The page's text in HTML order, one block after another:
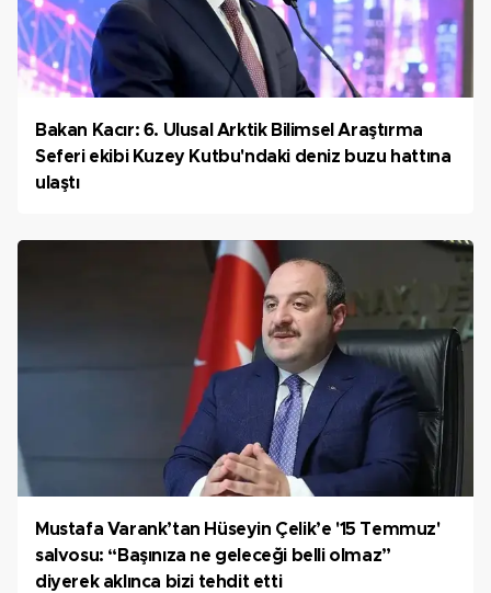
Bakan Kacır: 6. Ulusal Arktik Bilimsel Araştırma
Seferi ekibi Kuzey Kutbu'ndaki deniz buzu hattına
ulaştı
Mustafa Varank’tan Hüseyin Çelik’e '15 Temmuz'
salvosu: “Başınıza ne geleceği belli olmaz”
diyerek aklınca bizi tehdit etti